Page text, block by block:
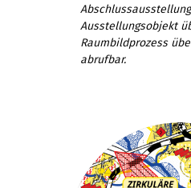
Ausstellungsobjekt
Raumbildprozess
abrufbar.